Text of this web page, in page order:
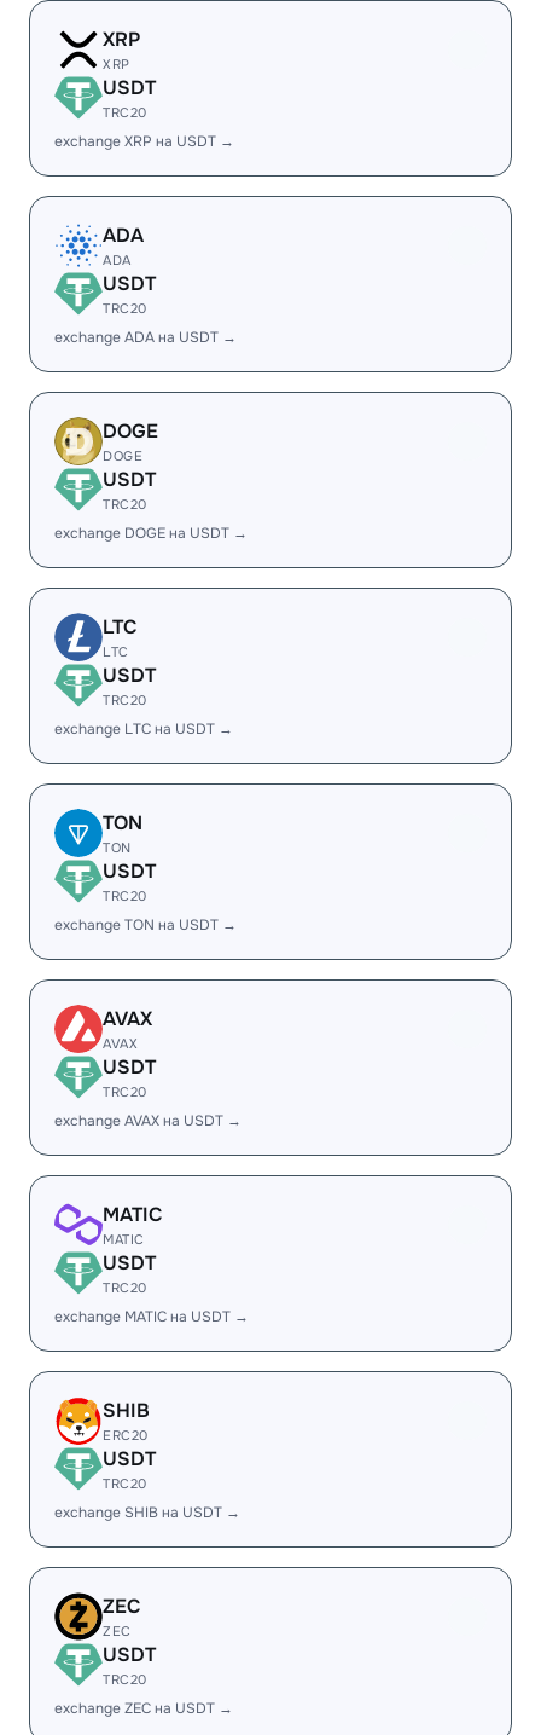
XRP
XRP
USDT
TRC20
exchange XRP на USDT →
ADA
ADA
USDT
TRC20
exchange ADA на USDT →
DOGE
DOGE
USDT
TRC20
exchange DOGE на USDT →
LTC
LTC
USDT
TRC20
exchange LTC на USDT →
TON
TON
USDT
TRC20
exchange TON на USDT →
AVAX
AVAX
USDT
TRC20
exchange AVAX на USDT →
MATIC
MATIC
USDT
TRC20
exchange MATIC на USDT →
SHIB
ERC20
USDT
TRC20
exchange SHIB на USDT →
ZEC
ZEC
USDT
TRC20
exchange ZEC на USDT →